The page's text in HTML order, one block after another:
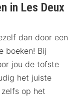
in Les Deux
dan door een
boeken! Bij
jou de tofste
het juiste
op het